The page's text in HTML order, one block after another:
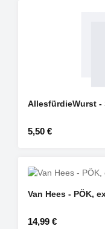
AllesfürdieWurst
Regulärer Preis:
5,50 €
Van Hees - PÖK,
Regulärer Preis:
14,99 €